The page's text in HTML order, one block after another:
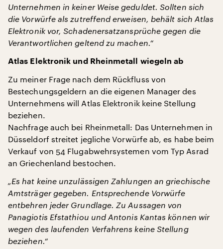
Unternehmen in keiner Weise geduldet. Sollten sich
die Vorwürfe als zutreffend erweisen, behält sich Atlas
Elektronik vor, Schadenersatzansprüche gegen die
Verantwortlichen geltend zu machen.“
Atlas Elektronik und Rheinmetall wiegeln ab
Zu meiner Frage nach dem Rückfluss von
Bestechungsgeldern an die eigenen Manager des
Unternehmens will Atlas Elektronik keine Stellung
beziehen.
Nachfrage auch bei Rheinmetall: Das Unternehmen in
Düsseldorf streitet jegliche Vorwürfe ab, es habe beim
Verkauf von 54 Flugabwehrsystemen vom Typ Asrad
an Griechenland bestochen.
„Es hat keine unzulässigen Zahlungen an griechische
Amtsträger gegeben. Entsprechende Vorwürfe
entbehren jeder Grundlage. Zu Aussagen von
Panagiotis Efstathiou und Antonis Kantas können wir
wegen des laufenden Verfahrens keine Stellung
beziehen.“